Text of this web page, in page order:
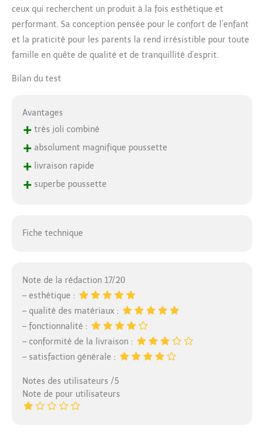
ceux qui recherchent un produit à la fois esthétique et
performant. Sa conception pensée pour le confort de l’enfant
et la praticité pour les parents la rend irrésistible pour toute
famille en quête de qualité et de tranquillité d’esprit.
Bilan du test
Avantages
+ très joli combiné
+ absolument magnifique poussette
+ livraison rapide
+ superbe poussette
Fiche technique
Note de la rédaction 17/20
– esthétique :
– qualité des matériaux :
– fonctionnalité :
– conformité de la livraison :
– satisfaction générale :
Notes des utilisateurs /5
Note de pour utilisateurs